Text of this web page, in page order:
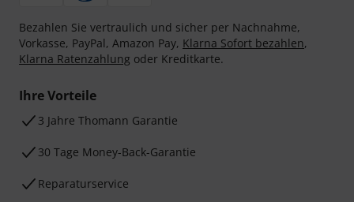
Bezahlen Sie vertraulich und sicher per Nachnahme,
Vorkasse, PayPal, Amazon Pay, Klarna Sofort bezahlen,
Klarna Ratenzahlung oder Kreditkarte.
Ihre Vorteile
3 Jahre Thomann Garantie
30 Tage Money-Back-Garantie
Reparaturservice